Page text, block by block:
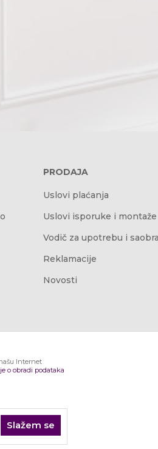
PRODAJA
Uslovi plaćanja
Uslovi isporuke i montaže
Vodič za upotrebu i
Reklamacije
Novosti
Internet
o obradi podataka
Slažem se